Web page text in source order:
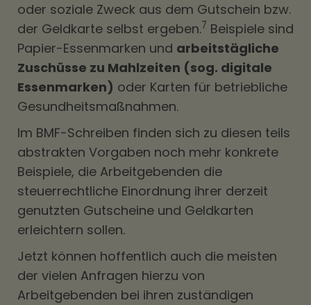
oder soziale Zweck aus dem Gutschein bzw.
der Geldkarte selbst ergeben.7 Beispiele sind
Papier-Essenmarken und arbeitstägliche
Zuschüsse zu Mahlzeiten (sog. digitale
Essenmarken) oder Karten für betriebliche
Gesundheitsmaßnahmen.
Im BMF-Schreiben finden sich zu diesen teils
abstrakten Vorgaben noch mehr konkrete
Beispiele, die Arbeitgebenden die
steuerrechtliche Einordnung ihrer derzeit
genutzten Gutscheine und Geldkarten
erleichtern sollen.
Jetzt können hoffentlich auch die meisten
der vielen Anfragen hierzu von
Arbeitgebenden bei ihren zuständigen